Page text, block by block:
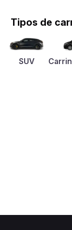
Tipos de
SUV